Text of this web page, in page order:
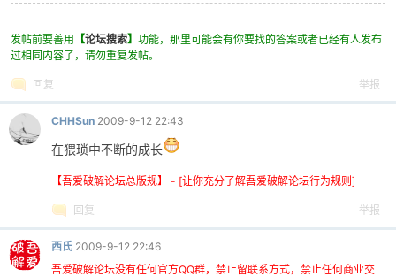
发帖前要善用 【论坛搜索】 功能，那里可能会有你要找的答案或者已经有人发布
过相同内容了，请勿重复发帖。
回复 举报
CHHSun 2009-9-12 22:43
在猥琐中不断的成长
【吾爱破解论坛总版规】 - [让你充分了解吾爱破解论坛行为规则]
回复 举报
西氏 2009-9-12 22:46
吾爱破解论坛没有任何官方QQ群，禁止留联系方式，禁止任何商业交